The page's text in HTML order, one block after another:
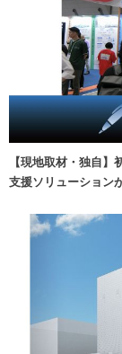
【現地取材・独自
支援ソリューション